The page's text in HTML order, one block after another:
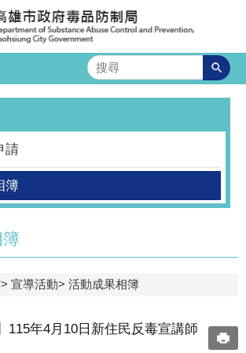
搜
尋
請
簿
宣導活動 活動成果相簿
115年4月10日新住民反毒宣講師